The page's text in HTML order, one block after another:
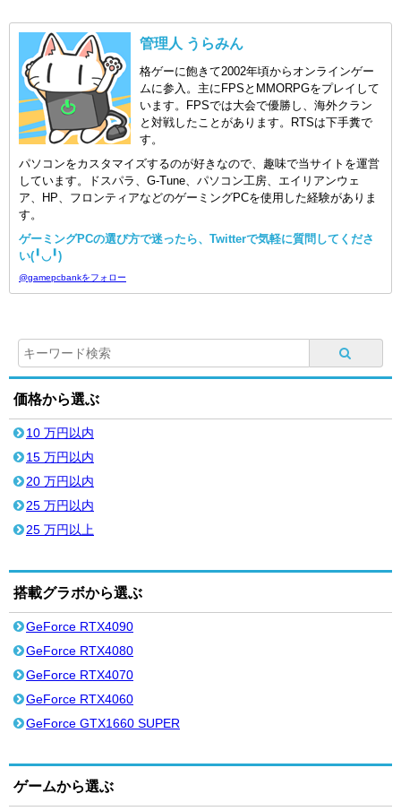
管理人 うらみん
格ゲーに飽きて2002年頃からオンラインゲー
ムに参入。主にFPSとMMORPGをプレイして
います。FPSでは大会で優勝し、海外クラン
と対戦したことがあります。RTSは下手糞で
す。
パソコンをカスタマイズするのが好きなので、趣味で当サイトを運営
しています。ドスパラ、G-Tune、パソコン工房、エイリアンウェ
ア、HP、フロンティアなどのゲーミングPCを使用した経験がありま
す。
ゲーミングPCの選び方で迷ったら、Twitterで気軽に質問してくださ
い(╹◡╹)
@gamepcbankをフォロー
価格から選ぶ
10 万円以内
15 万円以内
20 万円以内
25 万円以内
25 万円以上
搭載グラボから選ぶ
GeForce RTX4090
GeForce RTX4080
GeForce RTX4070
GeForce RTX4060
GeForce GTX1660 SUPER
ゲームから選ぶ